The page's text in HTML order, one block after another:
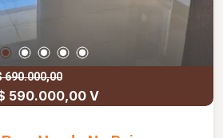
690.000,00
590.000,00 V